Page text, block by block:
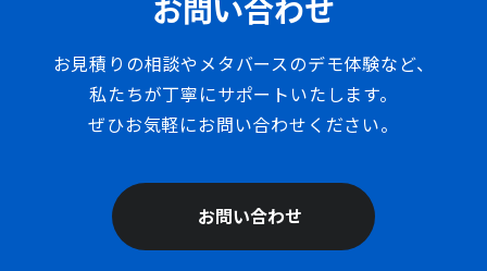
お問い合わせ
お見積りの相談やメタバースのデモ体験など、
私たちが丁寧にサポートいたします。
ぜひお気軽にお問い合わせください。
お問い合わせ